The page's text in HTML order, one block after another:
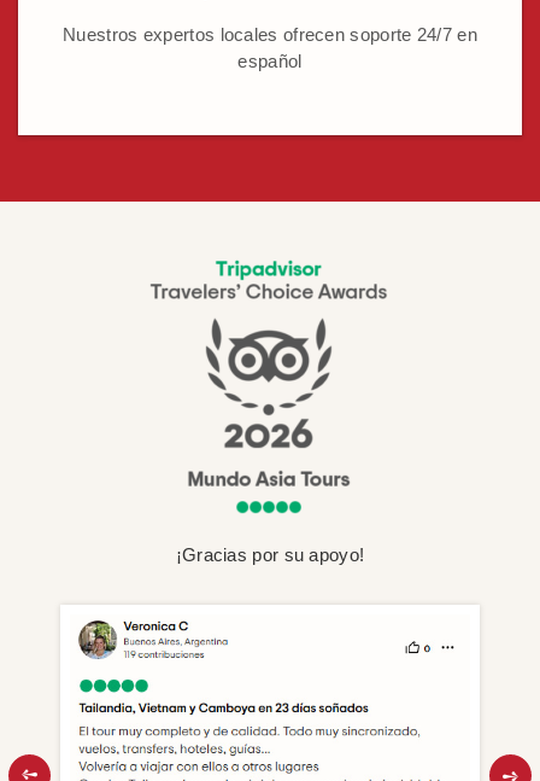
Nuestros expertos locales ofrecen soporte 24/7 en
español
¡Gracias por su apoyo!